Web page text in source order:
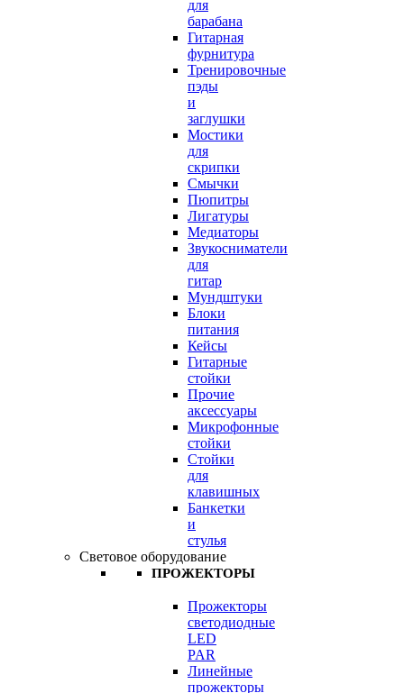
для
барабана
Гитарная
фурнитура
Тренировочные
пэды
и
заглушки
Мостики
для
скрипки
Смычки
Пюпитры
Лигатуры
Медиаторы
Звукосниматели
для
гитар
Мундштуки
Блоки
питания
Кейсы
Гитарные
стойки
Прочие
аксессуары
Микрофонные
стойки
Стойки
для
клавишных
Банкетки
и
стулья
Световое оборудование
ПРОЖЕКТОРЫ
Прожекторы
светодиодные
LED
PAR
Линейные
прожекторы